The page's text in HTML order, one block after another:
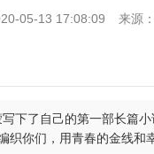
05-13 17:08:09 来源
下了自己的第一部长篇
织你们，用青春的金线和